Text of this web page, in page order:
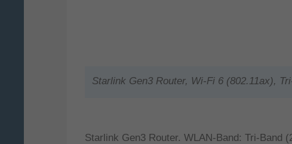
Starlink Gen3 Router, Wi-Fi 6 (802.11ax),
Starlink Gen3 Router. WLAN-Band: Tri-Band